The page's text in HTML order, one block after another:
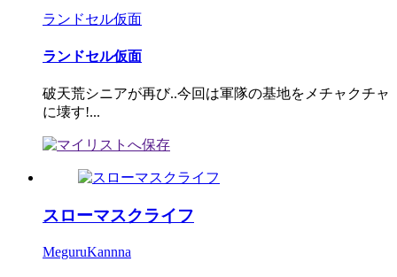
ランドセル仮面
ランドセル仮面
破天荒シニアが再び..今回は軍隊の基地をメチャクチャ
に壊す!...
スローマスクライフ
MeguruKannna